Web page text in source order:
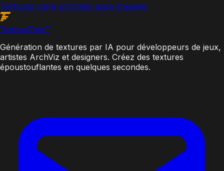
Texturez votre prochain pack d'assets
TextureFast™
Génération de textures par IA pour développeurs de jeux,
artistes ArchViz et designers. Créez des textures
époustouflantes en quelques secondes.